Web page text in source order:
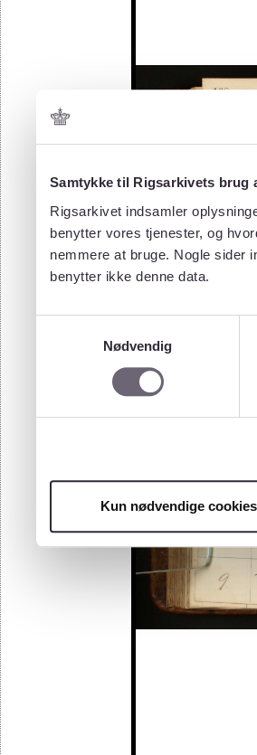
Samtykke til Rigsarkivets brug
Rigsarkivet indsamler
benytter vores tjenester, og
nemmere at bruge. Nogle sider
benytter ikke denne data.
Nødvendig
Kun nødvendige cookies